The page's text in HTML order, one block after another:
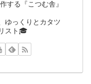
する『こつむ舎』
ゆっくりとカタツ
スト🎓